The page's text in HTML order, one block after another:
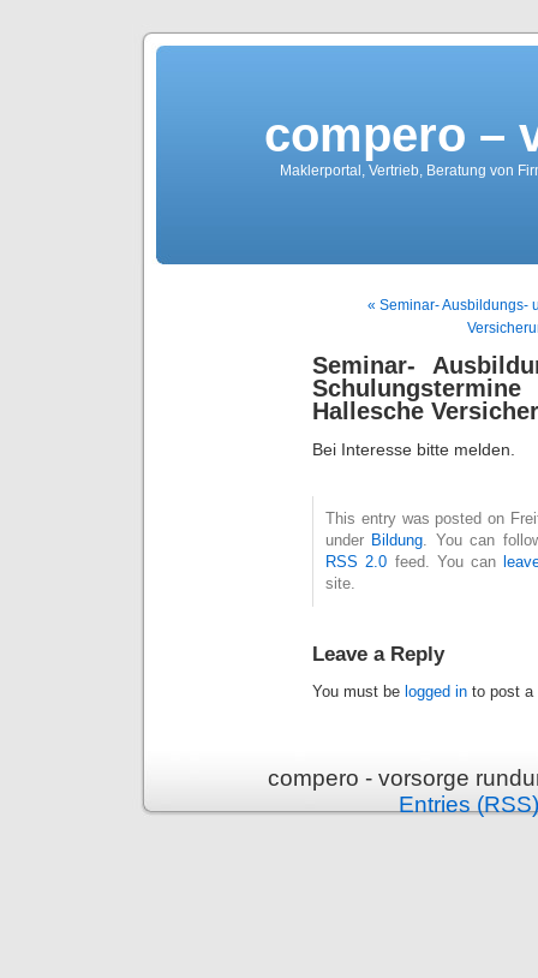
compero –
Maklerportal, Vertrieb, Beratung von
« Seminar- Ausbildungs-
Seminar-
Hallesche
Bei Interesse bitte melden.
This entry was posted on
under Bildung . You can
RSS 2.0 feed. You can
site.
Leave a Reply
You must be logged in to post a
compero - vorsorge
Entries (RSS)